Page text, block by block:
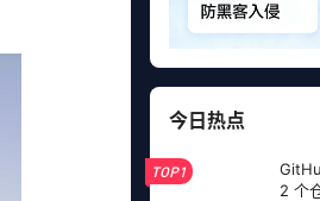
今日热点
TOP1
2 个